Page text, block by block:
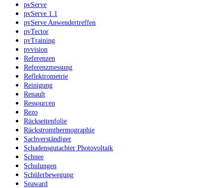
pvServe
pvServe 1.1
pvServe Anwendertreffen
pvTector
pvTraining
pvvision
Referenzen
Referenzmessung
Reflektrometrie
Reinigung
Renault
Ressourcen
Rezo
Rückseitenfolie
Rückstromthermographie
Sachverständiger
Schadensgutachter Photovoltaik
Schnee
Schulungen
Schülerbewegung
Seaward